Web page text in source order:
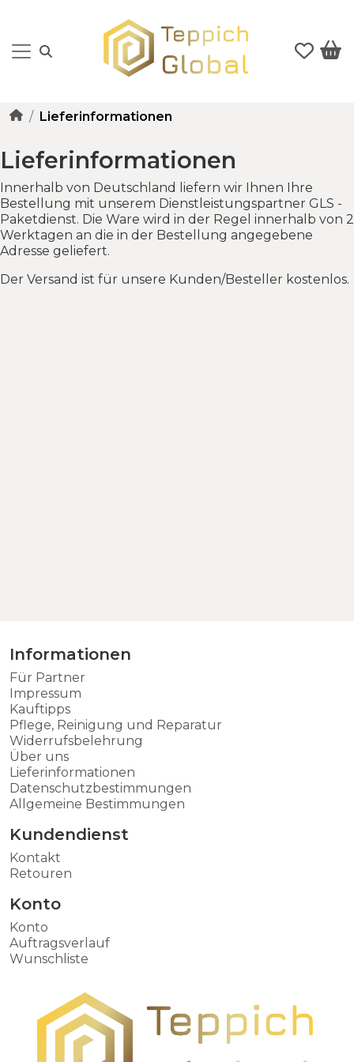
Lieferinformationen
Lieferinformationen
Innerhalb von Deutschland liefern wir Ihnen Ihre
Bestellung mit unserem Dienstleistungspartner GLS -
Paketdienst. Die Ware wird in der Regel innerhalb von 2
Werktagen an die in der Bestellung angegebene
Adresse geliefert.
Der Versand ist für unsere Kunden/Besteller kostenlos.
Informationen
Für Partner
Impressum
Kauftipps
Pflege, Reinigung und Reparatur
Widerrufsbelehrung
Über uns
Lieferinformationen
Datenschutzbestimmungen
Allgemeine Bestimmungen
Kundendienst
Kontakt
Retouren
Konto
Konto
Auftragsverlauf
Wunschliste